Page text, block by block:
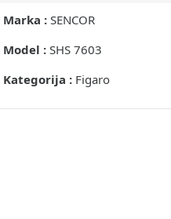
Marka : SENCOR
Model : SHS 7603
Kategorija : Figaro